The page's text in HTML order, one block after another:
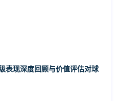
表现深度回顾与价值评估对球